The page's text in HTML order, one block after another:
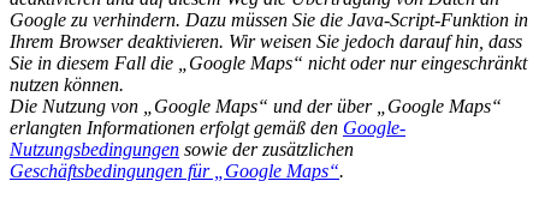
Google zu verhindern. Dazu müssen Sie die Java-Script-Funktion in
Ihrem Browser deaktivieren. Wir weisen Sie jedoch darauf hin, dass
Sie in diesem Fall die „Google Maps“ nicht oder nur eingeschränkt
nutzen können.
Die Nutzung von „Google Maps“ und der über „Google Maps“
erlangten Informationen erfolgt gemäß den Google-
Nutzungsbedingungen sowie der zusätzlichen
Geschäftsbedingungen für „Google Maps“.